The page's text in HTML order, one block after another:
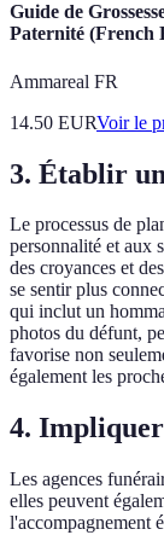
Guide de
Paternité (French
Ammareal FR
14.50 EURVoir le
3. Établir
Le processus de
personnalité et aux
des croyances et
se sentir plus
qui inclut un
photos du défunt,
favorise non
également les
4. Impliquer
Les agences
elles peuvent
l'accompagnement